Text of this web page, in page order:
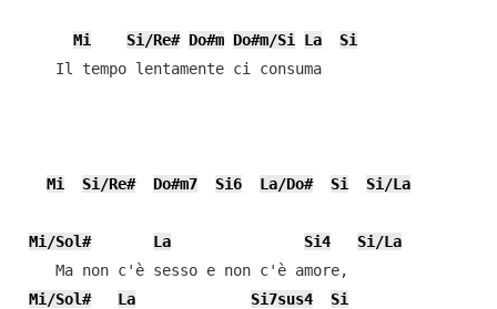
Mi Si/Re# Do#m Do#m/Si La
Si
    Il tempo lentamente ci consuma
Mi Si/Re# Do#m7 Si6 La/Do# Si Si/La
Mi/Sol# La Si4
Si/La
    Ma non c'è sesso e non c'è amore,
Mi/Sol#
La Si7sus4
Si